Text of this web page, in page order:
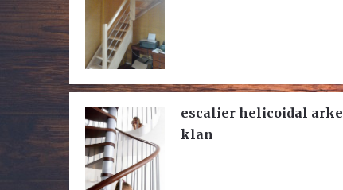
escalier helicoidal arke
klan